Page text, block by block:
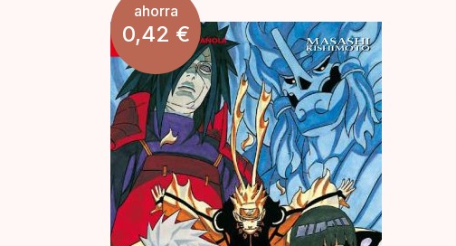
ahorra
0,42 €